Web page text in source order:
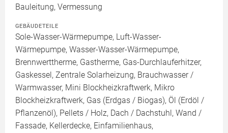
Bauleitung, Vermessung
GEBÄUDETEILE
Sole-Wasser-Wärmepumpe, Luft-Wasser-
Wärmepumpe, Wasser-Wasser-Wärmepumpe,
Brennwerttherme, Gastherme, Gas-Durchlauferhitzer,
Gaskessel, Zentrale Solarheizung, Brauchwasser /
Warmwasser, Mini Blockheizkraftwerk, Mikro
Blockheizkraftwerk, Gas (Erdgas / Biogas), Öl (Erdöl /
Pflanzenöl), Pellets / Holz, Dach / Dachstuhl, Wand /
Fassade, Kellerdecke, Einfamilienhaus,